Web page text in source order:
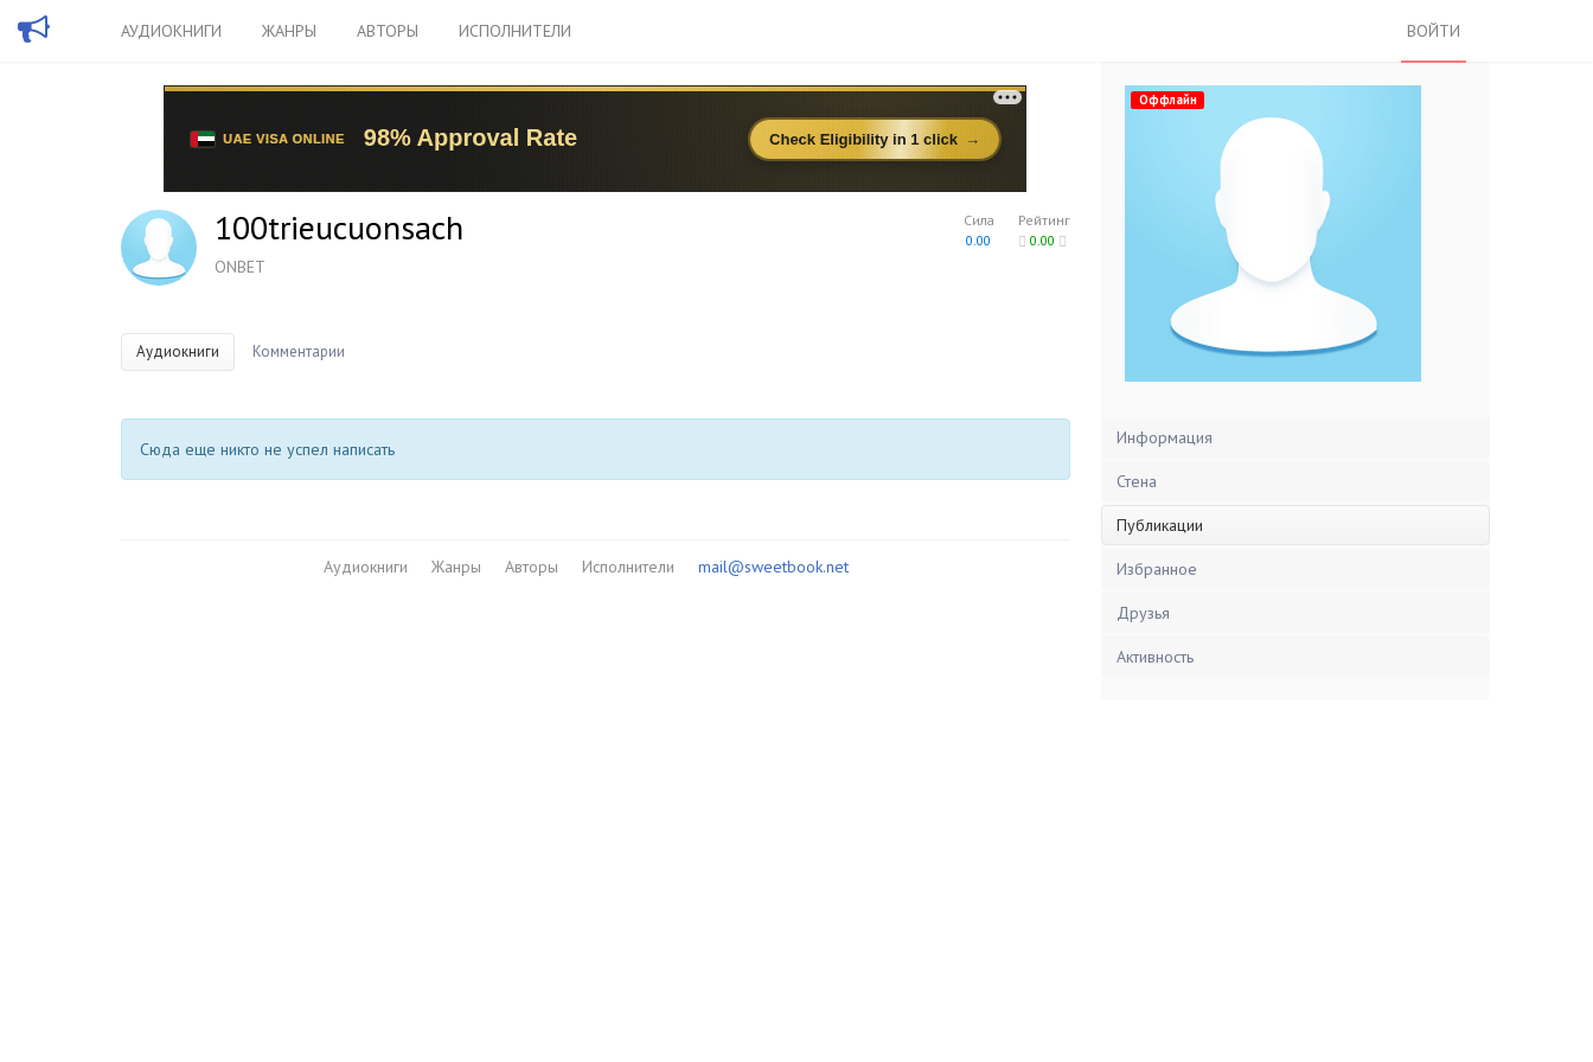
АУДИОКНИГИ ЖАНРЫ АВТОРЫ ИСПОЛНИТЕЛИ ВОЙТИ
Рейтинг
0.00
Сила
0.00
100trieucuonsach
ONBET
Аудиокниги Комментарии
Сюда еще никто не успел написать
Аудиокниги Жанры Авторы Исполнители mail@sweetbook.net
Оффлайн
Информация
Стена
Публикации
Избранное
Друзья
Активность